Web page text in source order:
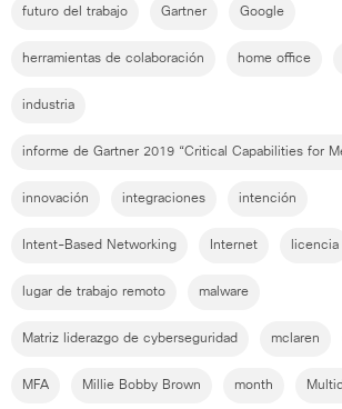
futuro del trabajo Gartner Google
herramientas de colaboración home office
industria
informe de Gartner 2019 “Critical Capabilities for
innovación integraciones intención
Intent-Based Networking Internet licencia
lugar de trabajo remoto malware
Matriz liderazgo de cyberseguridad mclaren
MFA Millie Bobby Brown month